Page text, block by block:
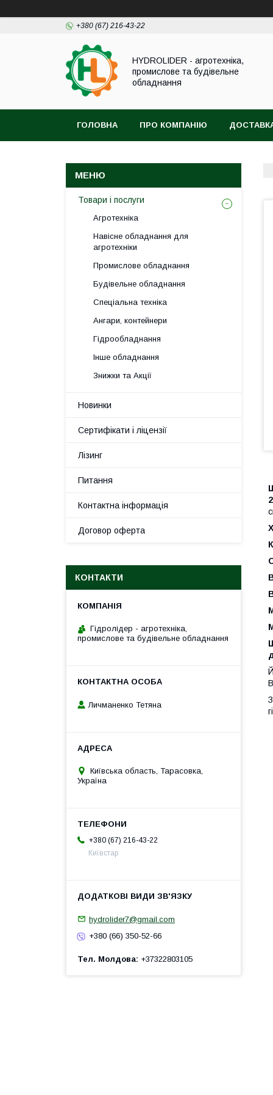
+380 (67) 216-43-22
HYDROLIDER - агротехніка,
промислове та будівельне
обладнання
ГОЛОВНА ПРО КОМПАНІЮ
Товари і послуги
Агротехніка
Навісне обладнання для
агротехніки
Промислове обладнання
Будівельне обладнання
Спеціальна техніка
Ангари, контейнери
Гідрообладнання
Інше обладнання
Знижки та Акції
Новинки
Сертифікати і ліцензії
Лізинг
Питання
Контактна інформація
Договор оферта
КОНТАКТИ
Гідролідер - агротехніка,
промислове та будівельне обладнання
Личманенко Тетяна
Київська область, Тарасовка,
Україна
+380 (67) 216-43-22
Київстар
hydrolider7@gmail.com
+380 (66) 350-52-66
Тел. Молдова +37322803105